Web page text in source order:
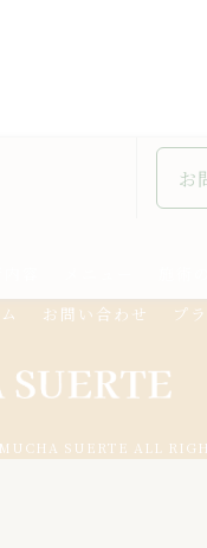
お
お問い合わせ プ
SUERTE ALL